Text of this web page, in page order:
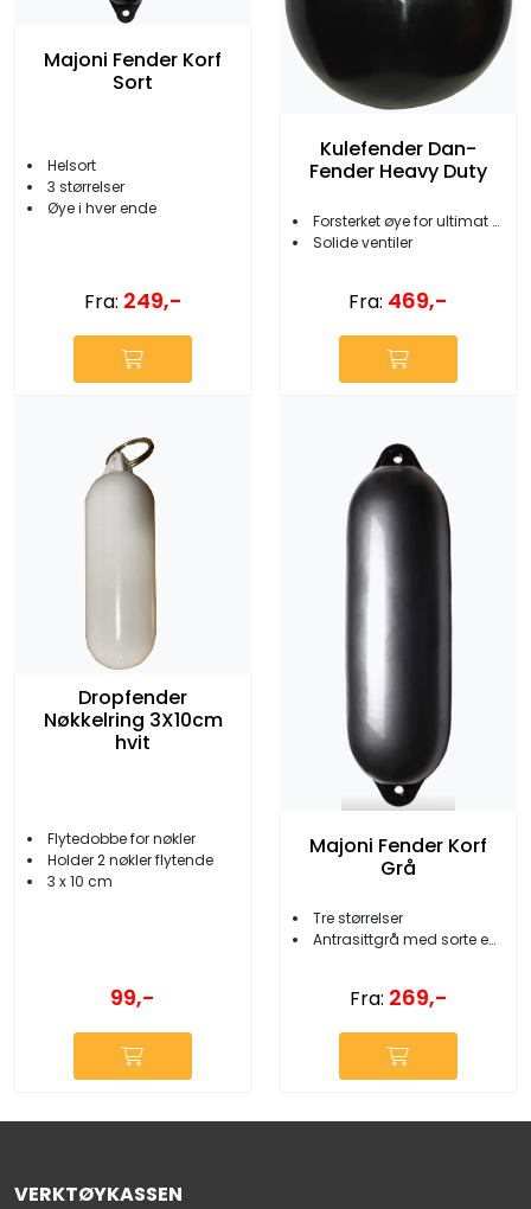
Majoni Fender Korf
Sort
Helsort
3 størrelser
Øye i hver ende
Fra: 249,-
Kulefender Dan-
Fender Heavy Duty
Forsterket øye for ultimat styrke
Solide ventiler
Fra: 469,-
Dropfender
Nøkkelring 3X10cm
hvit
Flytedobbe for nøkler
Holder 2 nøkler flytende
3 x 10 cm
99,-
Majoni Fender Korf
Grå
Tre størrelser
Antrasittgrå med sorte ender
Fra: 269,-
VERKTØYKASSEN